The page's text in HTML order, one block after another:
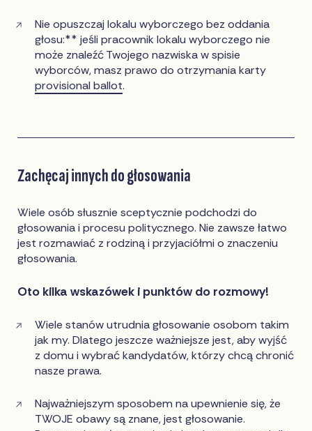
Nie opuszczaj lokalu wyborczego bez oddania
głosu:** jeśli pracownik lokalu wyborczego nie
może znaleźć Twojego nazwiska w spisie
wyborców, masz prawo do otrzymania karty
provisional ballot.
Zachęcaj innych do głosowania
Wiele osób słusznie sceptycznie podchodzi do
głosowania i procesu politycznego. Nie zawsze łatwo
jest rozmawiać z rodziną i przyjaciółmi o znaczeniu
głosowania.
Oto kilka wskazówek i punktów do rozmowy!
Wiele stanów utrudnia głosowanie osobom takim
jak my. Dlatego jeszcze ważniejsze jest, aby wyjść
z domu i wybrać kandydatów, którzy chcą chronić
nasze prawa.
Najważniejszym sposobem na upewnienie się, że
TWOJE obawy są znane, jest głosowanie.